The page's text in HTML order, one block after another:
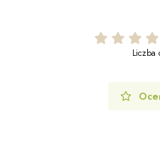
Liczba